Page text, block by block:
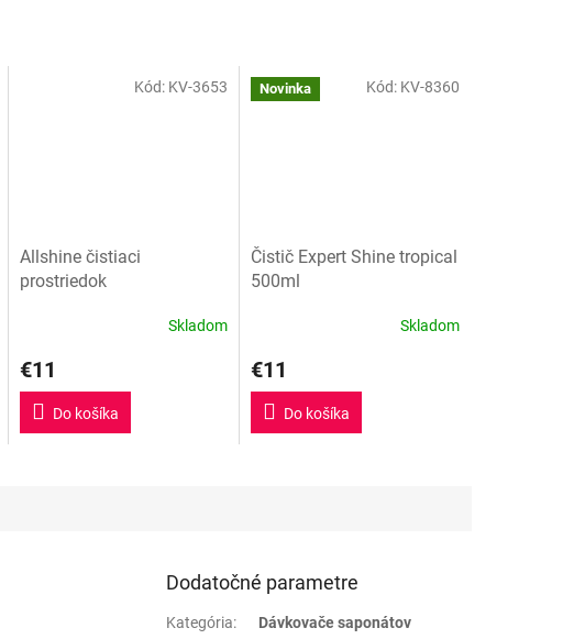
Allshine čistiaci
prostriedok
Skladom
€11
Do košíka
Kód: KV-3653 Novinka
Čistič Expert Shine tropical
500ml
Skladom
€11
Do košíka
Kód: KV-8360
Dodatočné parametre
Kategória:
Dávkovače saponátov